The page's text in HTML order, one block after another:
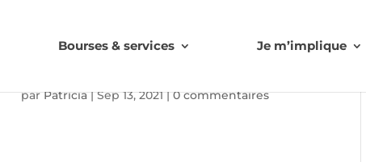
Bourses & services Je m’implique
parPatricia|Sep 13, 2021|0 commentaires